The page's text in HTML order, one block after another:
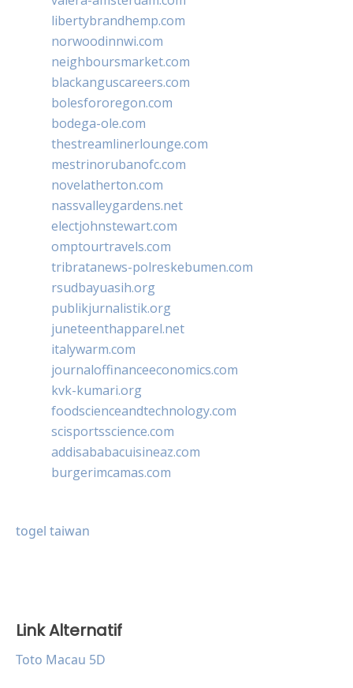
libertybrandhemp.com
norwoodinnwi.com
neighboursmarket.com
blackanguscareers.com
bolesfororegon.com
bodega-ole.com
thestreamlinerlounge.com
mestrinorubanofc.com
novelatherton.com
nassvalleygardens.net
electjohnstewart.com
omptourtravels.com
tribratanews-polreskebumen.com
rsudbayuasih.org
publikjurnalistik.org
juneteenthapparel.net
italywarm.com
journaloffinanceeconomics.com
kvk-kumari.org
foodscienceandtechnology.com
scisportsscience.com
addisababacuisineaz.com
burgerimcamas.com
togel taiwan
Link Alternatif
Toto Macau 5D